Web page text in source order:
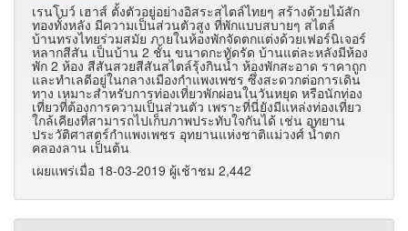
เรนโบว์ เฮาส์ ตั้งตัวอยู่อย่างอิสระสไตล์ไทยๆ สร้างด้วยไม้สัก
ทองทั้งหลัง มีความเป็นส่วนตัวสูง ที่พักแบบสบายๆ สไตล์
บ้านทรงไทยร่วมสมัย ภายในห้องพักจัดตกแต่งด้วยเฟอร์นิเจอร์
หลากสีสัน เป็นบ้าน 2 ชั้น ขนาดกะทัดรัด บ้านแต่ละหลังมีห้อง
พัก 2 ห้อง สีสันสวยสีสันสไตล์รุ้งกินน้ำ ห้องพักสะอาด ราคาถูก
และทำเลดีอยู่ในกลางเมืองกำแพงเพชร ซึ่งสะดวกต่อการเดิน
ทาง เหมาะสำหรับการท่องเที่ยวพักผ่อนในวันหยุด หรือนักท่อง
เที่ยวที่ต้องการความเป็นส่วนตัว เพราะที่นี่ยังมีแหล่งท่องเที่ยว
ใกล้เคียงที่สามารถไปเก็บภาพประทับใจกันได้ เช่น อุทยาน
ประวัติศาสตร์กำแพงเพชร อุทยานแห่งชาติแม่วงศ์ น้ำตก
คลองลาน เป็นต้น
เผยแพร่เมื่อ 18-03-2019 ผู้เช้าชม 2,442